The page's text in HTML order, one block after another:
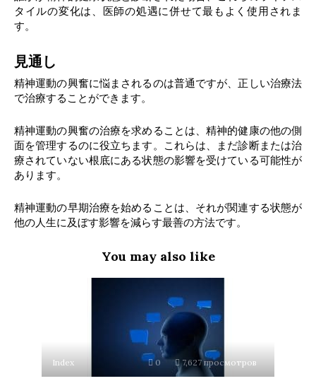
タイルの変化は、医師の処遇に併せて最もよく使用されま
す。
見通し
精神運動の興奮に悩まされるのは普通ですが、正しい治療法
で治療することができます。
精神運動の興奮の治療を求めることは、精神的健康の他の側
面を管理するのに役立ちます。これらは、まだ診断または治
療されていない根底にある状態の影響を受けている可能性が
あります。
精神運動の早期治療を始めることは、それが関連する状態が
他の人生に及ぼす影響を減らす最善の方法です。
You may also like
Index 0 7,627 просмотров